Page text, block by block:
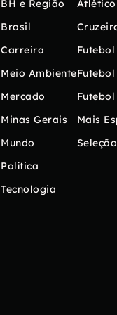
BH e Região
Brasil
Carreira
Meio Ambiente
Mercado
Minas Gerais
Mundo
Política
Tecnologia
Atlético
Mais